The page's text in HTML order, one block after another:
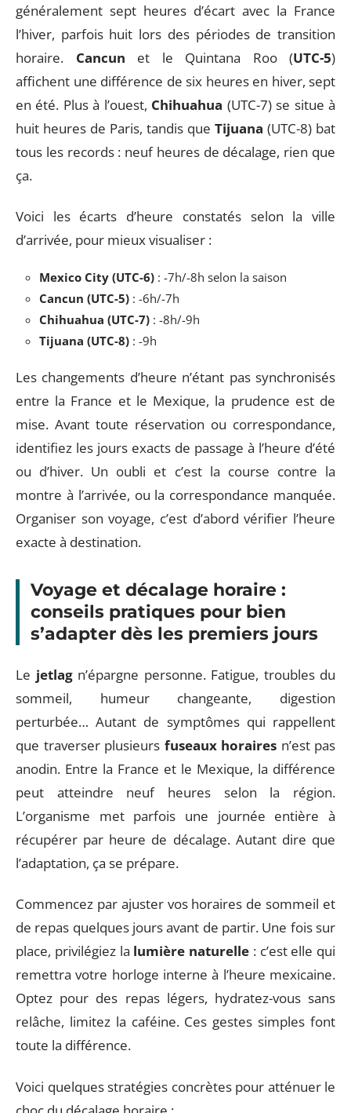
généralement sept heures d’écart avec la France
l’hiver, parfois huit lors des périodes de transition
horaire. Cancun et le Quintana Roo (UTC-5)
affichent une différence de six heures en hiver, sept
en été. Plus à l’ouest, Chihuahua (UTC-7) se situe à
huit heures de Paris, tandis que Tijuana (UTC-8) bat
tous les records : neuf heures de décalage, rien que
ça.
Voici les écarts d’heure constatés selon la ville
d’arrivée, pour mieux visualiser :
Mexico City (UTC-6) : -7h/-8h selon la saison
Cancun (UTC-5) : -6h/-7h
Chihuahua (UTC-7) : -8h/-9h
Tijuana (UTC-8) : -9h
Les changements d’heure n’étant pas synchronisés
entre la France et le Mexique, la prudence est de
mise. Avant toute réservation ou correspondance,
identifiez les jours exacts de passage à l’heure d’été
ou d’hiver. Un oubli et c’est la course contre la
montre à l’arrivée, ou la correspondance manquée.
Organiser son voyage, c’est d’abord vérifier l’heure
exacte à destination.
Voyage et décalage horaire :
conseils pratiques pour bien
s’adapter dès les premiers jours
Le jetlagn’épargne personne. Fatigue, troubles du
sommeil, humeur changeante, digestion
perturbée… Autant de symptômes qui rappellent
que traverser plusieurs fuseaux horaires n’est pas
anodin. Entre la France et le Mexique, la différence
peut atteindre neuf heures selon la région.
L’organisme met parfois une journée entière à
récupérer par heure de décalage. Autant dire que
l’adaptation, ça se prépare.
Commencez par ajuster vos horaires de sommeil et
de repas quelques jours avant de partir. Une fois sur
place, privilégiez la lumière naturelle : c’est elle qui
remettra votre horloge interne à l’heure mexicaine.
Optez pour des repas légers, hydratez-vous sans
relâche, limitez la caféine. Ces gestes simples font
toute la différence.
Voici quelques stratégies concrètes pour atténuer le